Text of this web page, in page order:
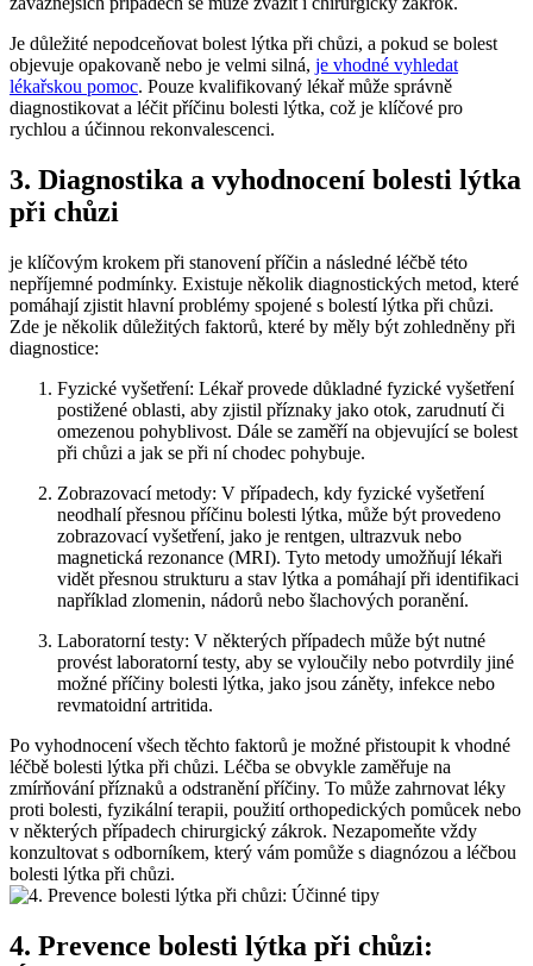
Je důležité nepodceňovat bolest lýtka při chůzi, a pokud se bolest
objevuje opakovaně nebo je velmi silná, je vhodné vyhledat
lékařskou pomoc. Pouze kvalifikovaný lékař může správně
diagnostikovat a léčit příčinu bolesti lýtka, což je klíčové pro
rychlou a účinnou rekonvalescenci.
3. Diagnostika a vyhodnocení bolesti lýtka
při chůzi
je klíčovým krokem při stanovení příčin a následné léčbě této
nepříjemné podmínky. Existuje několik diagnostických metod, které
pomáhají zjistit hlavní problémy spojené s bolestí lýtka při chůzi.
Zde je několik důležitých faktorů, které by měly být zohledněny při
diagnostice:
Fyzické vyšetření: Lékař provede důkladné fyzické vyšetření
postižené oblasti, aby zjistil příznaky jako otok, zarudnutí či
omezenou pohyblivost. Dále se zaměří na objevující se bolest
při chůzi a jak se při ní chodec pohybuje.
Zobrazovací metody: V případech, kdy fyzické vyšetření
neodhalí přesnou příčinu bolesti lýtka, může být provedeno
zobrazovací vyšetření, jako je rentgen, ultrazvuk nebo
magnetická rezonance (MRI). Tyto metody umožňují lékaři
vidět přesnou strukturu a stav lýtka a pomáhají při identifikaci
například zlomenin, nádorů nebo šlachových poranění.
Laboratorní testy: V některých případech může být nutné
provést laboratorní testy, aby se vyloučily nebo potvrdily jiné
možné příčiny bolesti lýtka, jako jsou záněty, infekce nebo
revmatoidní artritida.
Po vyhodnocení všech těchto faktorů je možné přistoupit k vhodné
léčbě bolesti lýtka při chůzi. Léčba se obvykle zaměřuje na
zmírňování příznaků a odstranění příčiny. To může zahrnovat léky
proti bolesti, fyzikální terapii, použití orthopedických pomůcek nebo
v některých případech chirurgický zákrok. Nezapomeňte vždy
konzultovat s odborníkem, který vám pomůže s diagnózou a léčbou
bolesti lýtka při chůzi.
4. Prevence bolesti lýtka při chůzi: